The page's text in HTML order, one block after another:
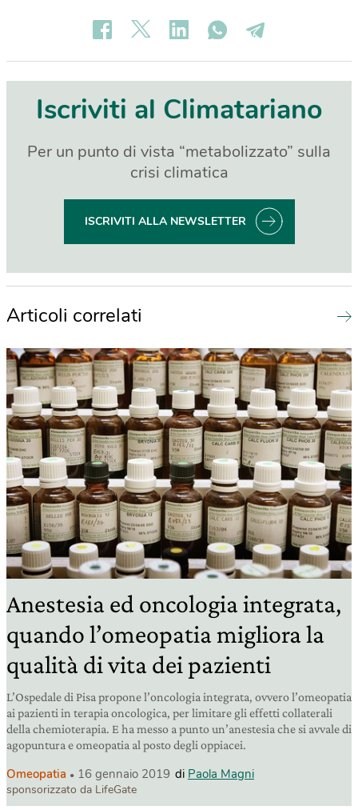
Iscriviti al Climatariano
Per un punto di vista “metabolizzato” sulla
crisi climatica
ISCRIVITI ALLA NEWSLETTER
Articoli correlati
Anestesia ed oncologia integrata,
quando l’omeopatia migliora la
qualità di vita dei pazienti
L’Ospedale di Pisa propone l’oncologia integrata, ovvero l’omeopatia
ai pazienti in terapia oncologica, per limitare gli effetti collaterali
della chemioterapia. E ha messo a punto un’anestesia che si avvale di
agopuntura e omeopatia al posto degli oppiacei.
Omeopatia 16 gennaio 2019 di Paola Magni
sponsorizzato da LifeGate